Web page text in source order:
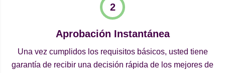
Aprobación Instantánea
Una vez cumplidos los requisitos básicos, usted tiene
garantía de recibir una decisión rápida de los mejores de